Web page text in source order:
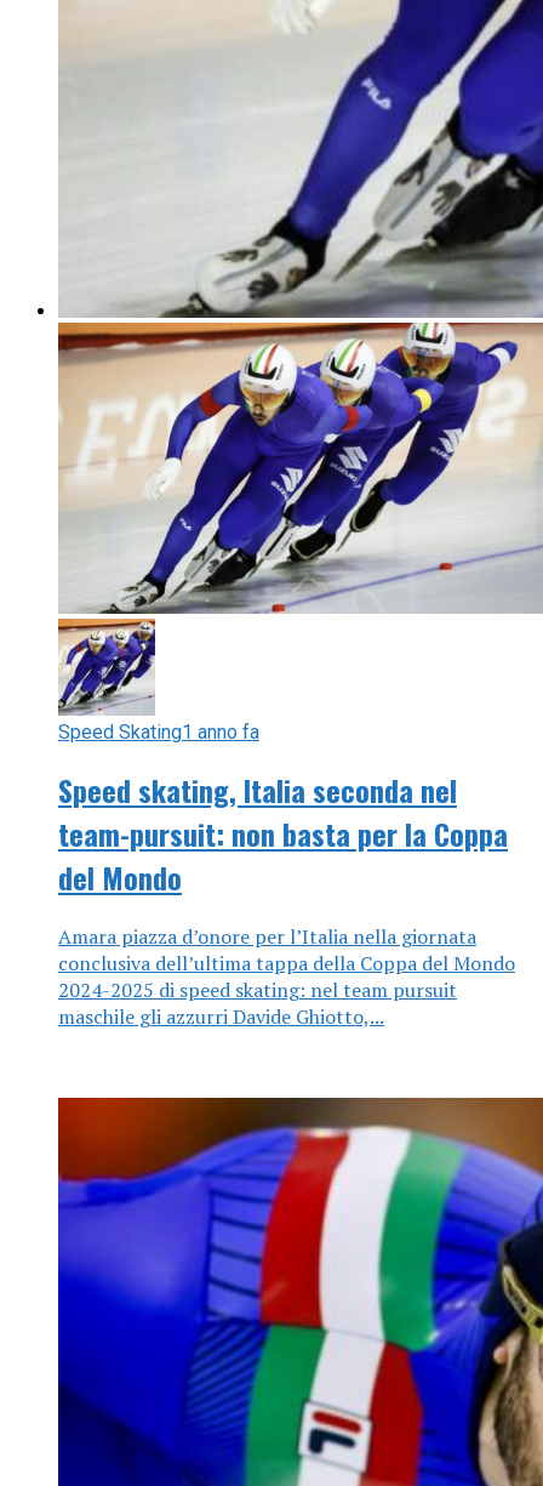
Speed Skating1 anno fa
Speed skating, Italia seconda nel
team-pursuit: non basta per la Coppa
del Mondo
Amara piazza d’onore per l’Italia nella giornata
conclusiva dell’ultima tappa della Coppa del Mondo
2024-2025 di speed skating: nel team pursuit
maschile gli azzurri Davide Ghiotto,...